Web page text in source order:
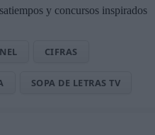
y concursos inspirados
CIFRAS
SOPA DE LETRAS TV